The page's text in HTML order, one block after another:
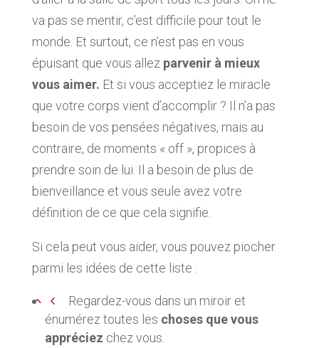
va pas se mentir, c’est difficile pour tout le
monde. Et surtout, ce n’est pas en vous
épuisant que vous allez parvenir à mieux
vous aimer. Et si vous acceptiez le miracle
que votre corps vient d’accomplir ? Il n’a pas
besoin de vos pensées négatives, mais au
contraire, de moments « off », propices à
prendre soin de lui. Il a besoin de plus de
bienveillance et vous seule avez votre
définition de ce que cela signifie.
Si cela peut vous aider, vous pouvez piocher
parmi les idées de cette liste :
Regardez-vous dans un miroir et
énumérez toutes les choses que vous
appréciez chez vous.